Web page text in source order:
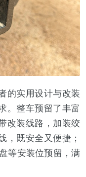
实用设计与改装
。整车预留了丰富
改装线路，加装绞
，既安全又便捷；
等安装位预留，满